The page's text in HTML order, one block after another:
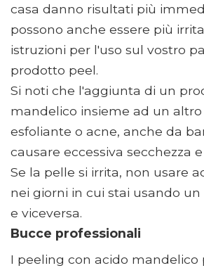
casa danno risultati più
possono anche essere più
istruzioni per l'uso sul vostro
prodotto peel.
Si noti che l'aggiunta di un
mandelico insieme ad un
esfoliante o acne, anche da
causare eccessiva secchezza
Se la pelle si irrita, non usare
nei giorni in cui stai usando
e viceversa.
Bucce professionali
I peeling con acido mandelico